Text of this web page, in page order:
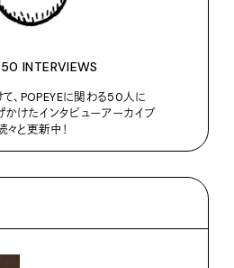
INTERVIEWS
、POPEYEに関わる50人に
けたインタビューアーカイブ
々と更新中！